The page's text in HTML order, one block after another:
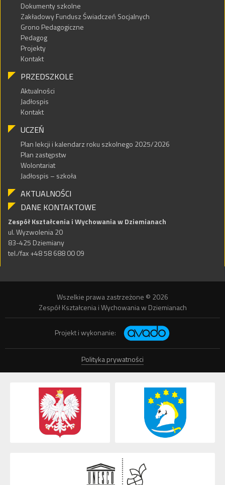
Dokumenty szkolne
Zakładowy Fundusz Świadczeń Socjalnych
Grono Pedagogiczne
Pedagog
Projekty
Kontakt
PRZEDSZKOLE
Aktualności
Jadłospis
Kontakt
UCZEŃ
Plan lekcji i kalendarz roku szkolnego 2025/2026
Plan zastępstw
Wolontariat
Jadłospis – szkoła
AKTUALNOŚCI
DANE KONTAKTOWE
Zespół Kształcenia i Wychowania w Dziemianach
ul. Wyzwolenia 20
83-425 Dziemiany
tel./fax +48 58 688 00 09
Wszelkie prawa zastrzeżone © 2026
Zespół Kształcenia i Wychowania w Dziemianach
Projekt i wykonanie:
Polityka prywatności